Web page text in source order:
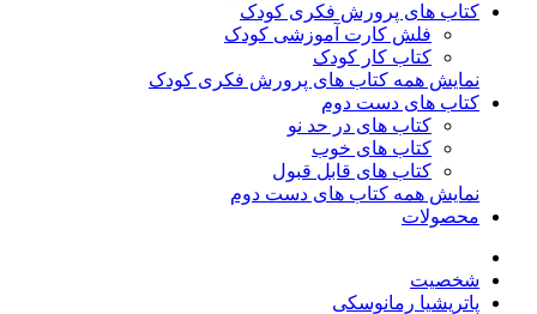
کتاب های پرورش فکری کودک
فلش کارت آموزشی کودک
کتاب کار کودک
نمایش همه کتاب های پرورش فکری کودک
کتاب های دست دوم
کتاب های در حد نو
کتاب های خوب
کتاب های قابل قبول
نمایش همه کتاب های دست دوم
محصولات
شخصیت
پاتریشیا رمانوسکی